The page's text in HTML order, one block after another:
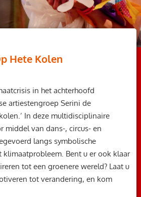
Hete Kolen
in het achterhoofd
artiestengroep Serini de
In deze multidisciplinaire
middel van dans-, circus- en
langs symbolische
klimaatprobleem. Bent u er ook klaar
tot een groenere wereld? Laat u
tot verandering, en kom